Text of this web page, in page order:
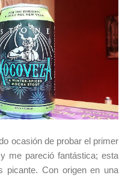
ocasión de probar el primer
me pareció fantástica; esta
picante. Con origen en una